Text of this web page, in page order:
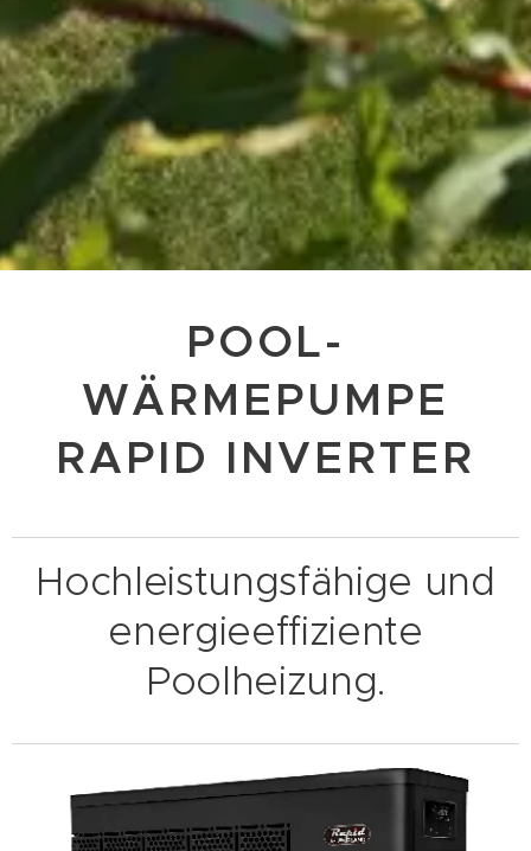
POOL-
WÄRMEPUMPE
RAPID INVERTER
Hochleistungsfähige und
energieeffiziente
Poolheizung.